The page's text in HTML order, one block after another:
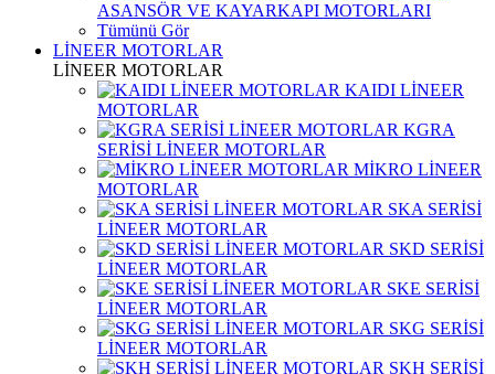
ASANSÖR VE KAYARKAPI MOTORLARI
Tümünü Gör
LİNEER MOTORLAR
LİNEER MOTORLAR
KAIDI LİNEER
MOTORLAR
KGRA
SERİSİ LİNEER MOTORLAR
MİKRO LİNEER
MOTORLAR
SKA SERİSİ
LİNEER MOTORLAR
SKD SERİSİ
LİNEER MOTORLAR
SKE SERİSİ
LİNEER MOTORLAR
SKG SERİSİ
LİNEER MOTORLAR
SKH SERİSİ